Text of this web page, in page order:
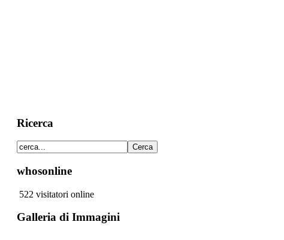
Ricerca
whosonline
522 visitatori online
Galleria di Immagini